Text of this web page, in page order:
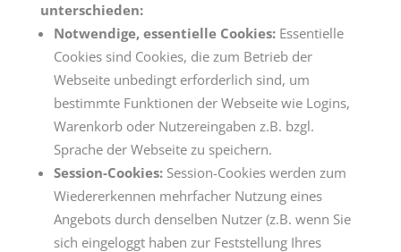
unterschieden:
Notwendige, essentielle Cookies:Essentielle
Cookies sind Cookies, die zum Betrieb der
Webseite unbedingt erforderlich sind, um
bestimmte Funktionen der Webseite wie Logins,
Warenkorb oder Nutzereingaben z.B. bzgl.
Sprache der Webseite zu speichern.
Session-Cookies:Session-Cookies werden zum
Wiedererkennen mehrfacher Nutzung eines
Angebots durch denselben Nutzer (z.B. wenn Sie
sich eingeloggt haben zur Feststellung Ihres